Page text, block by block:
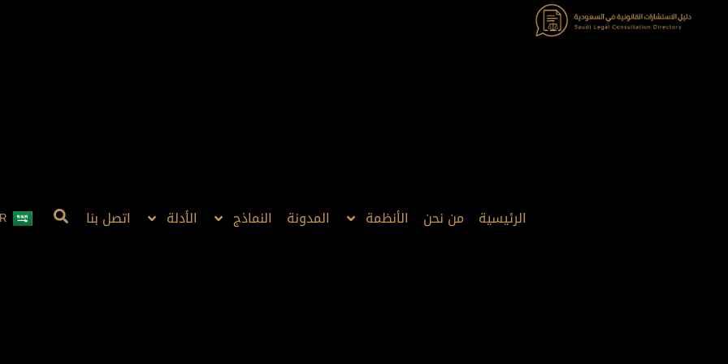
تخطي
الرئيسية من نحن الأنظمة المدونة النماذج الأدلة اتصل بنا